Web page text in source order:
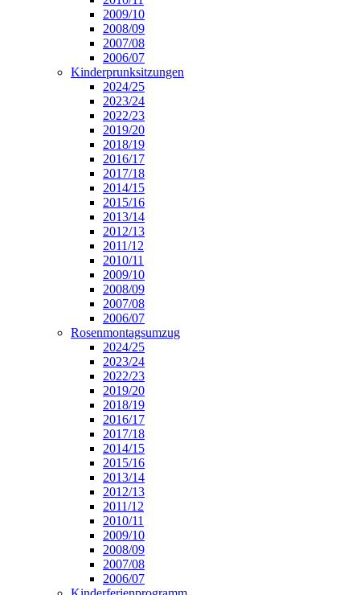
2009/10
2008/09
2007/08
2006/07
Kinderprunksitzungen
2024/25
2023/24
2022/23
2019/20
2018/19
2016/17
2017/18
2014/15
2015/16
2013/14
2012/13
2011/12
2010/11
2009/10
2008/09
2007/08
2006/07
Rosenmontagsumzug
2024/25
2023/24
2022/23
2019/20
2018/19
2016/17
2017/18
2014/15
2015/16
2013/14
2012/13
2011/12
2010/11
2009/10
2008/09
2007/08
2006/07